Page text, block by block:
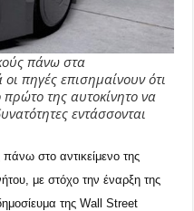
πάνω στα
πηγές επισημαίνουν ότι
πρώτο της αυτοκίνητο να
εντάσσονται
πάνω στο αντικείμενο της
με στόχο την έναρξη της
της Wall Street